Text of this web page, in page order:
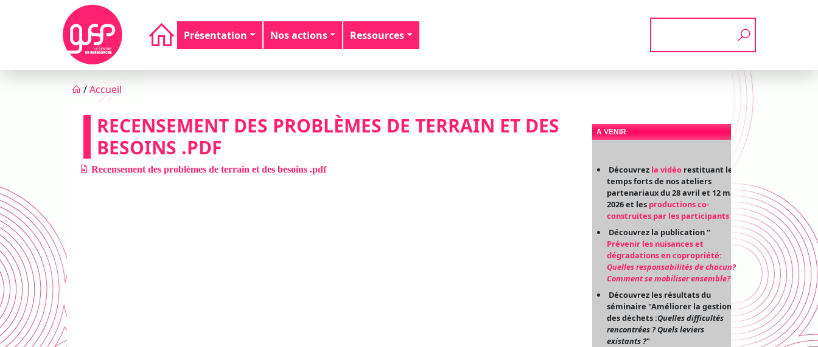
Aller au contenu principal
Navigation principale
Présentation Nos actions Ressources
Fil d'Ariane
/Accueil
RECENSEMENT DES PROBLÈMES DE TERRAIN ET DES
BESOINS .PDF
Recensement des problèmes de terrain et des besoins .pdf
A VENIR
Découvrez la vidéo restituant les
temps forts de nos ateliers
partenariaux du 28 avril et 12 mai
2026 et les productions co-
construites par les participants
Découvrez la publication "
Prévenir les nuisances et
dégradations en copropriété:
Quelles responsabilités de chacun?
Comment se mobiliser ensemble?"
Découvrez les résultats du
séminaire "Améliorer la gestion
des déchets :Quelles difficultés
rencontrées ? Quels leviers
existants ?"